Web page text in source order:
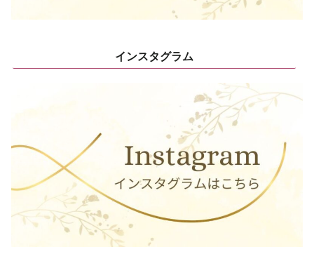
インスタグラム